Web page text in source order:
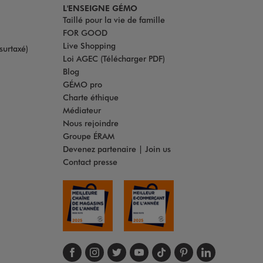
L'ENSEIGNE GÉMO
Taillé pour la vie de famille
FOR GOOD
Live Shopping
Loi AGEC (Télécharger PDF)
Blog
GÉMO pro
Charte éthique
Médiateur
Nous rejoindre
Groupe ÉRAM
Devenez partenaire | Join us
Contact presse